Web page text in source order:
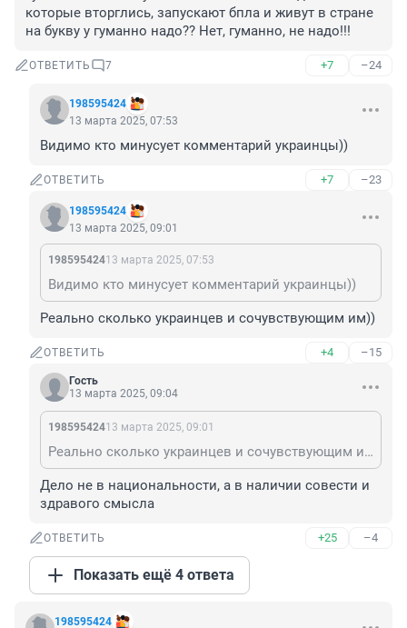
которые вторглись, запускают бпла и живут в стране
на букву у гуманно надо?? Нет, гуманно, не надо!!!
ОТВЕТИТЬ 7 +7 –24
198595424
13 марта 2025, 07:53
Видимо кто минусует комментарий украинцы))
ОТВЕТИТЬ +7 –23
198595424
13 марта 2025, 09:01
19859542413 марта 2025, 07:53
Видимо кто минусует комментарий украинцы))
Реально сколько украинцев и сочувствующим им))
ОТВЕТИТЬ +4 –15
Гость
13 марта 2025, 09:04
19859542413 марта 2025, 09:01
Реально сколько украинцев и сочувствующим им))
Дело не в национальности, а в наличии совести и
здравого смысла
ОТВЕТИТЬ +25 –4
Показать ещё 4 ответа
198595424